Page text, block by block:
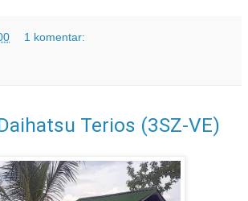
1 komentar:
Terios (3SZ-VE)